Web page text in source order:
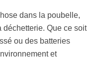
dans la poubelle,
déchetterie. Que ce soit
ou des batteries
et